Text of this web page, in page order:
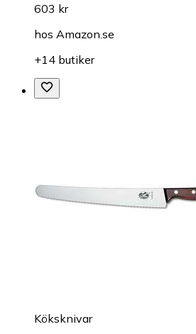
603 kr
hos Amazon.se
+14 butiker
Köksknivar